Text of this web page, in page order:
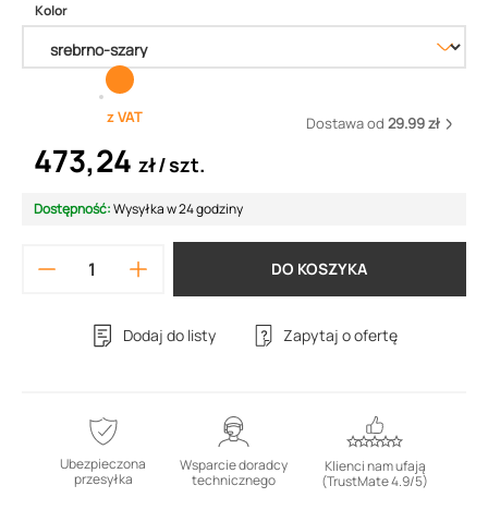
Kolor
z VAT Dostawa od 29.99 zł
473,24 zł szt.
Dostępność:Wysyłka w 24 godziny
DO KOSZYKA
Dodaj do listy Zapytaj o ofertę
Ubezpieczona
przesyłka
Wsparcie doradcy
technicznego
Klienci nam ufają
(TrustMate 4.9/5)